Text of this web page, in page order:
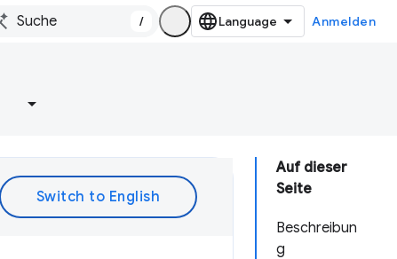
/ Anmelden
Auf dieser
Seite
Beschreibun
g